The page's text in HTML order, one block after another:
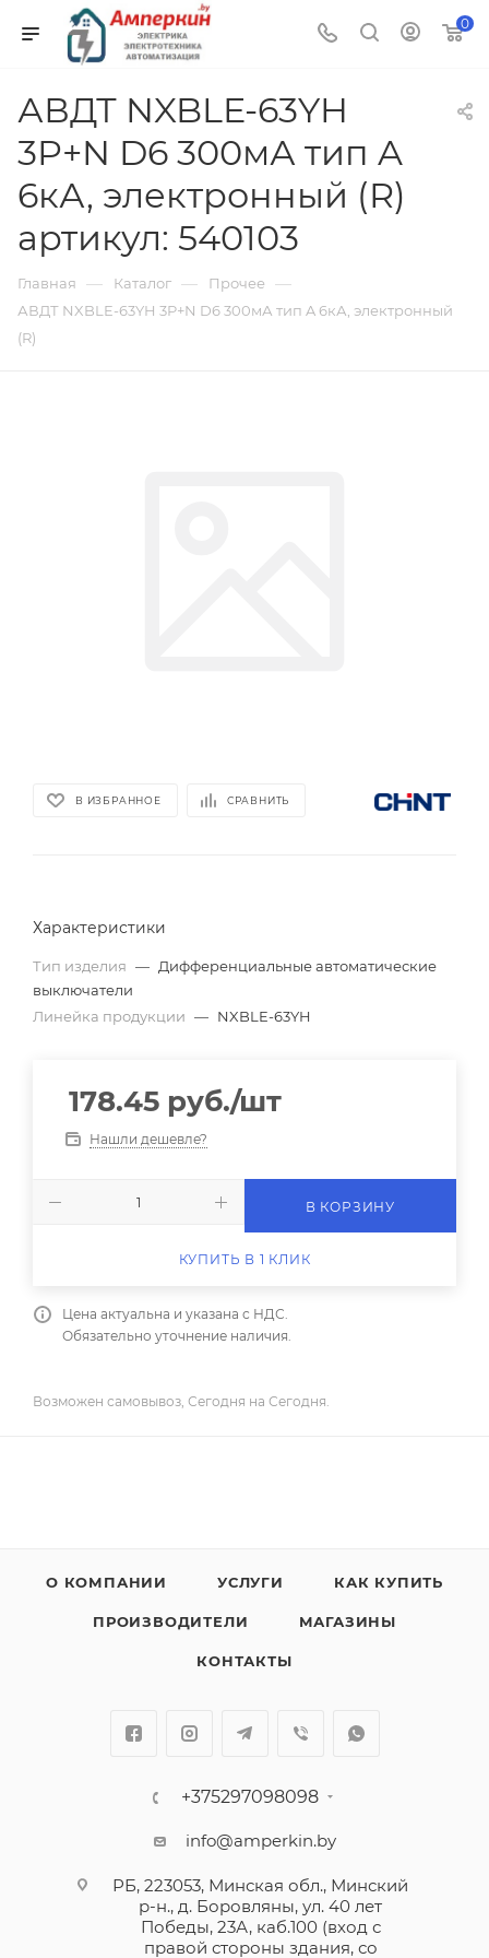
0
АВДТ NXBLE-63YH
3P+N D6 300мА тип A
6кА, электронный (R)
артикул: 540103
Главная — Каталог — Прочее —
АВДТ NXBLE-63YH 3P+N D6 300мА тип A 6кА, электронный
(R)
В ИЗБРАННОЕ СРАВНИТЬ
Характеристики
Тип изделия — Дифференциальные автоматические
выключатели
Линейка продукции — NXBLE-63YH
178.45 руб./шт
Нашли дешевле?
В КОРЗИНУ
КУПИТЬ В 1 КЛИК
Цена актуальна и указана с НДС.
Обязательно уточнение наличия.
Возможен самовывоз, Сегодня на Сегодня.
О КОМПАНИИ УСЛУГИ КАК КУПИТЬ
ПРОИЗВОДИТЕЛИ МАГАЗИНЫ
КОНТАКТЫ
+375297098098
info@amperkin.by
РБ, 223053, Минская обл., Минский
р-н., д. Боровляны, ул. 40 лет
Победы, 23А, каб.100 (вход с
правой стороны здания, со